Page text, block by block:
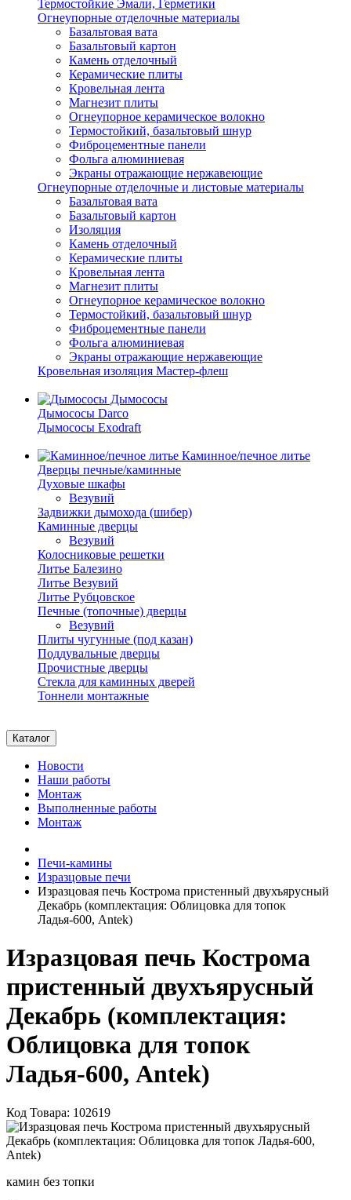
Термостойкие Эмали, Герметики
Огнеупорные отделочные материалы
Базальтовая вата
Базальтовый картон
Камень отделочный
Керамические плиты
Кровельная лента
Магнезит плиты
Огнеупорное керамическое волокно
Термостойкий, базальтовый шнур
Фиброцементные панели
Фольга алюминиевая
Экраны отражающие нержавеющие
Огнеупорные отделочные и листовые материалы
Базальтовая вата
Базальтовый картон
Изоляция
Камень отделочный
Керамические плиты
Кровельная лента
Магнезит плиты
Огнеупорное керамическое волокно
Термостойкий, базальтовый шнур
Фиброцементные панели
Фольга алюминиевая
Экраны отражающие нержавеющие
Кровельная изоляция Мастер-флеш
Дымососы
Дымососы Darco
Дымососы Exodraft
Каминное/печное литье
Дверцы печные/каминные
Духовые шкафы
Везувий
Задвижки дымохода (шибер)
Каминные дверцы
Везувий
Колосниковые решетки
Литье Балезино
Литье Везувий
Литье Рубцовское
Печные (топочные) дверцы
Везувий
Плиты чугунные (под казан)
Поддувальные дверцы
Прочистные дверцы
Стекла для каминных дверей
Тоннели монтажные
Каталог
Новости
Наши работы
Монтаж
Выполненные работы
Монтаж
Печи-камины
Изразцовые печи
Изразцовая печь Кострома пристенный двухъярусный
Декабрь (комплектация: Облицовка для топок
Ладья-600, Antek)
Изразцовая печь Кострома
пристенный двухъярусный
Декабрь (комплектация:
Облицовка для топок
Ладья-600, Antek)
Код Товара: 102619
камин без топки